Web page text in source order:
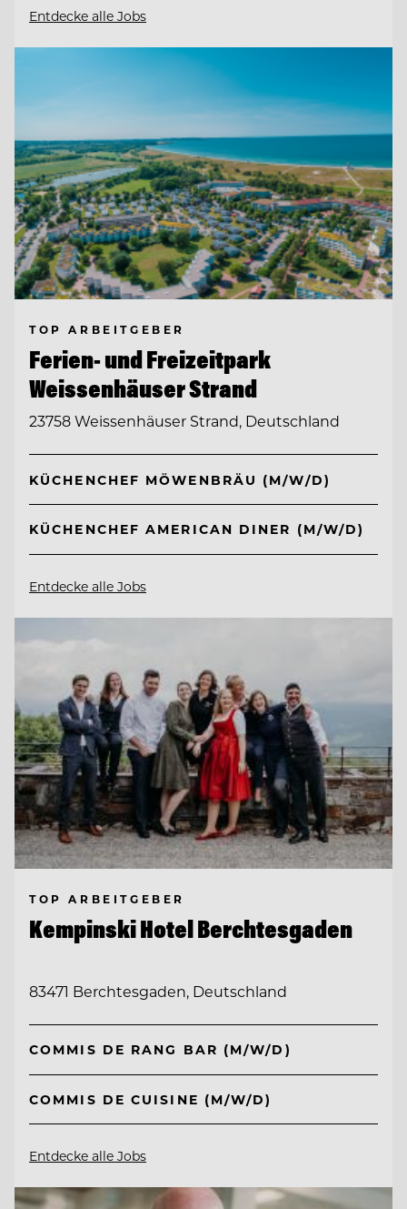
Entdecke alle Jobs
TOP ARBEITGEBER
Ferien- und Freizeitpark
Weissenhäuser Strand
23758 Weissenhäuser Strand, Deutschland
KÜCHENCHEF MÖWENBRÄU (M/W/D)
KÜCHENCHEF AMERICAN DINER (M/W/D)
Entdecke alle Jobs
TOP ARBEITGEBER
Kempinski Hotel Berchtesgaden
83471 Berchtesgaden, Deutschland
COMMIS DE RANG BAR (M/W/D)
COMMIS DE CUISINE (M/W/D)
Entdecke alle Jobs